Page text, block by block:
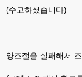
(수고하셨습니다)
양조절을 실패해서